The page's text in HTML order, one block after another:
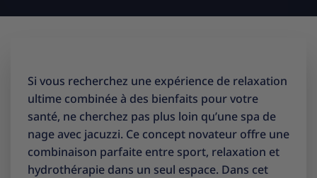
Si vous recherchez une expérience de relaxation
ultime combinée à des bienfaits pour votre
santé, ne cherchez pas plus loin qu’une spa de
nage avec jacuzzi. Ce concept novateur offre une
combinaison parfaite entre sport, relaxation et
hydrothérapie dans un seul espace. Dans cet